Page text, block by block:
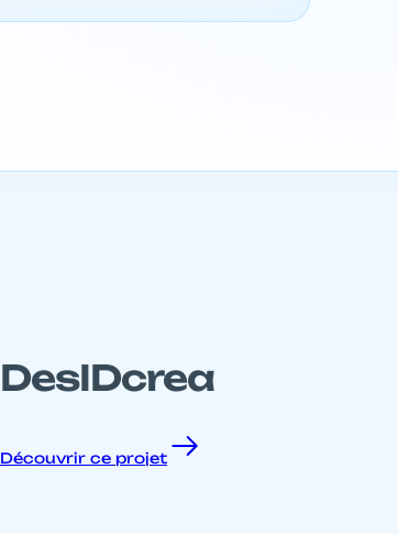
DesIDcrea
Découvrir ce projet